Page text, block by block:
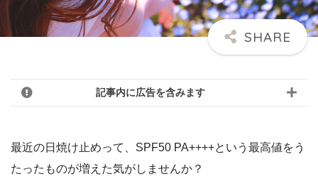
記事内に広告を含みます
最近の日焼け止めって、 SPF50 PA++++という最高値をう
たったものが増えた気がしませんか？